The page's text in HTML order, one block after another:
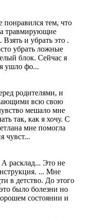
тем, что
травмирующие
и убрать это .
убрать ложные
блок. Сейчас я
ушло фо...
родителями, и
всю свою
мешало мне
так, как я хочу. С
мне помогла
чувст...
расклад... Это не
... Мне
в детство. До этого
было болезни но
состоянии и